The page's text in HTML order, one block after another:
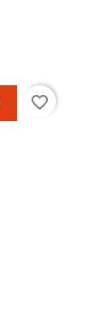
favorite_border